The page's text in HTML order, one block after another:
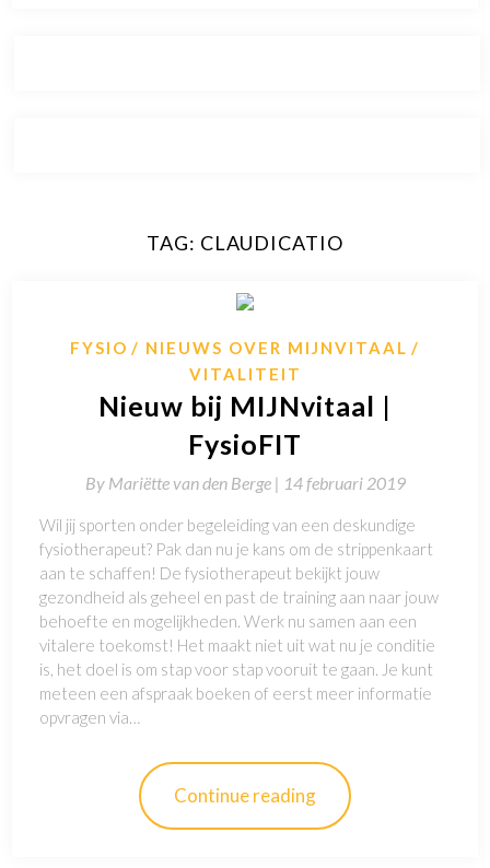
TAG: CLAUDICATIO
FYSIO
NIEUWS OVER MIJNVITAAL
VITALITEIT
Nieuw bij MIJNvitaal |
FysioFIT
By Mariëtte van den Berge | 14 februari 2019
Wil jij sporten onder begeleiding van een deskundige
fysiotherapeut? Pak dan nu je kans om de strippenkaart
aan te schaffen! De fysiotherapeut bekijkt jouw
gezondheid als geheel en past de training aan naar jouw
behoefte en mogelijkheden. Werk nu samen aan een
vitalere toekomst! Het maakt niet uit wat nu je conditie
is, het doel is om stap voor stap vooruit te gaan. Je kunt
meteen een afspraak boeken of eerst meer informatie
opvragen via…
Continue reading